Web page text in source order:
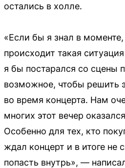
остались в холле.
«Если бы я знал в моменте,
происходит такая
я бы постарался со сцены
возможное, чтобы решить
во время концерта. Нам
многих этот вечер
Особенно для тех, кто
ждал концерт и в итоге не
попасть внутрь», —